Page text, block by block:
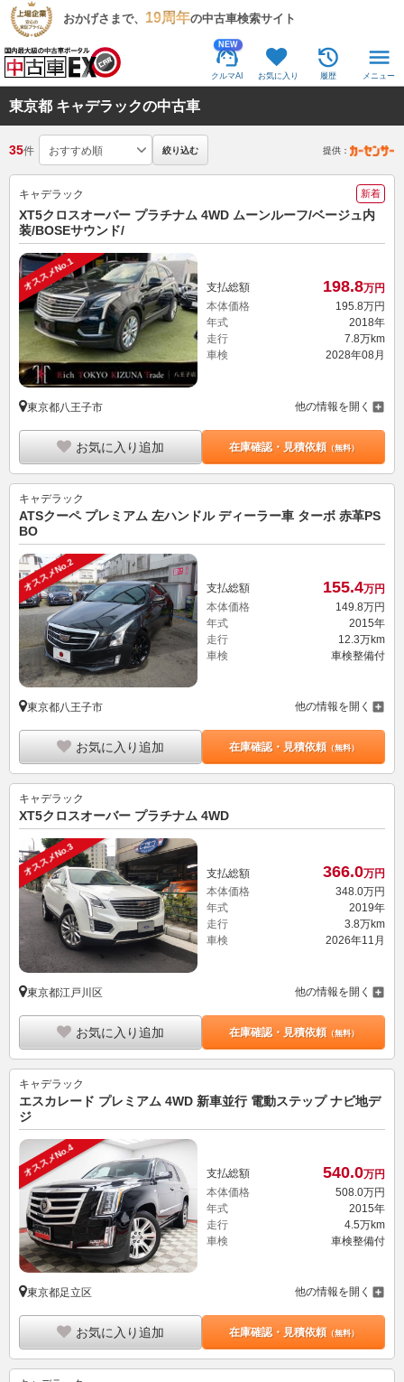
おかげさまで、 19周年の中古車検索サイト
NEW
クルマAI お気に入り 履歴 メニュー
東京都 キャデラックの中古車
35件 絞り込む 提供：
キャデラック 新着
XT5クロスオーバー プラチナム 4WD ムーンルーフ/ベージュ内
装/BOSEサウンド/
オススメNo.1 支払総額 198.8万円
本体価格
195.8万円
年式
2018年
走行
7.8万km
車検
2028年08月
東京都八王子市 他の情報を開く
お気に入り追加 在庫確認・見積依頼（無料）
キャデラック
ATSクーペ プレミアム 左ハンドル ディーラー車 ターボ 赤革PS
BO
オススメNo.2 支払総額 155.4万円
本体価格
149. 8万円
年式
2015年
走行
12.3万km
車検
車検整備付
東京都八王子市 他の情報を開く
お気に入り追加 在庫確認・見積依頼（無料）
キャデラック
XT5クロスオーバー プラチナム 4WD
オススメNo.3 支払総額 366.0万円
本体価格
348.0万円
年式
2019年
走行
3.8万km
車検
2026年11月
東京都江戸川区 他の情報を開く
お気に入り追加 在庫確認・見積依頼（無料）
キャデラック
エスカレード プレミアム 4WD 新車並行 電動ステップ ナビ地デ
ジ
オススメNo.4 支払総額 540.0万円
本体価格
508. 0万円
年式
2015年
走行
4.5万km
車検
車検整備付
東京都足立区 他の情報を開く
お気に入り追加 在庫確認・見積依頼（無料）